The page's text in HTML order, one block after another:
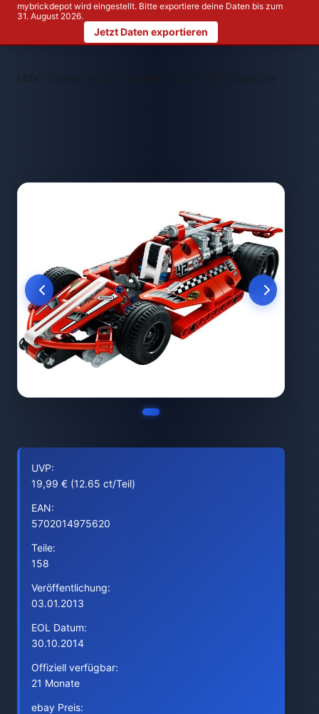
mybrickdepot wird eingestellt. Bitte exportiere deine Daten bis zum
31. August 2026.
Jetzt Daten exportieren
LEGO Themen > LEGO 42011 Race Car
UVP:
19,99 € (12.65 ct/Teil)
EAN:
5702014975620
Teile:
158
Veröffentlichung:
03.01.2013
EOL Datum:
30.10.2014
Offiziell verfügbar:
21 Monate
ebay Preis: